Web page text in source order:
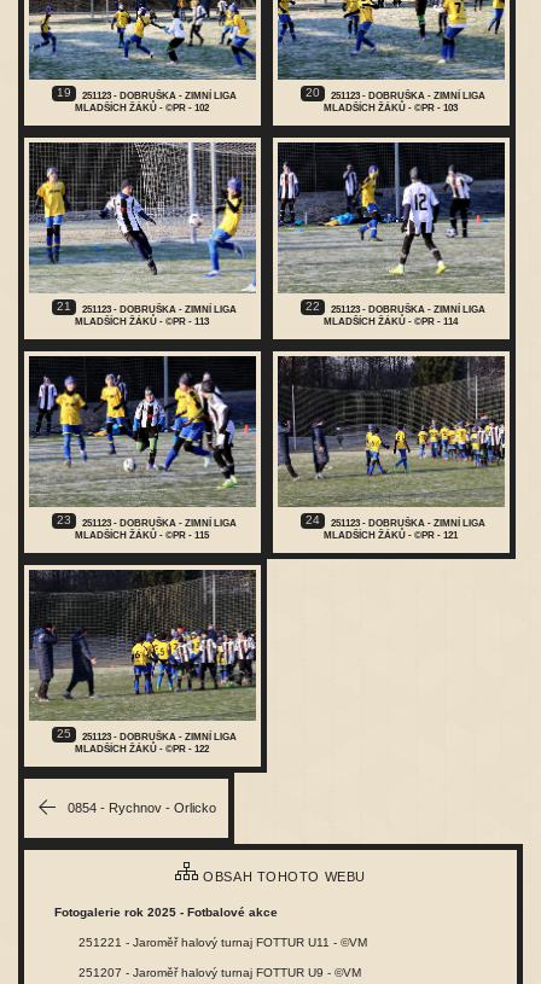
19
251123 - DOBRUŠKA - ZIMNÍ LIGA
MLADŠÍCH ŽÁKŮ - ©PR - 102
20
251123 - DOBRUŠKA - ZIMNÍ LIGA
MLADŠÍCH ŽÁKŮ - ©PR - 103
21
251123 - DOBRUŠKA - ZIMNÍ LIGA
MLADŠÍCH ŽÁKŮ - ©PR - 113
22
251123 - DOBRUŠKA - ZIMNÍ LIGA
MLADŠÍCH ŽÁKŮ - ©PR - 114
23
251123 - DOBRUŠKA - ZIMNÍ LIGA
MLADŠÍCH ŽÁKŮ - ©PR - 115
24
251123 - DOBRUŠKA - ZIMNÍ LIGA
MLADŠÍCH ŽÁKŮ - ©PR - 121
25
251123 - DOBRUŠKA - ZIMNÍ LIGA
MLADŠÍCH ŽÁKŮ - ©PR - 122
0854 - Rychnov - Orlicko
OBSAH TOHOTO WEBU
Fotogalerie rok 2025 - Fotbalové akce
251221 - Jaroměř halový turnaj FOTTUR U11 - ©VM
251207 - Jaroměř halový turnaj FOTTUR U9 - ©VM